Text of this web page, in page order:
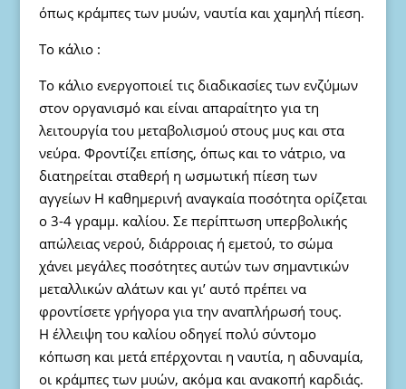
όπως κράμπες των μυών, ναυτία και χαμηλή πίεση.
Το κάλιο :
Το κάλιο ενεργοποιεί τις διαδικασίες των ενζύμων
στον οργανισμό και είναι απαραίτητο για τη
λειτουργία του μεταβολισμού στους μυς και στα
νεύρα. Φροντίζει επίσης, όπως και το νάτριο, να
διατηρείται σταθερή η ωσμωτική πίεση των
αγγείων Η καθημερινή αναγκαία ποσότητα ορίζεται
ο 3-4 γραμμ. καλίου. Σε περίπτωση υπερβολικής
απώλειας νερού, διάρροιας ή εμετού, το σώμα
χάνει μεγάλες ποσότητες αυτών των σημαντικών
μεταλλικών αλάτων και γι’ αυτό πρέπει να
φροντίσετε γρήγορα για την αναπλήρωσή τους.
Η έλλειψη του καλίου οδηγεί πολύ σύντομο
κόπωση και μετά επέρχονται η ναυτία, η αδυναμία,
οι κράμπες των μυών, ακόμα και ανακοπή καρδιάς.